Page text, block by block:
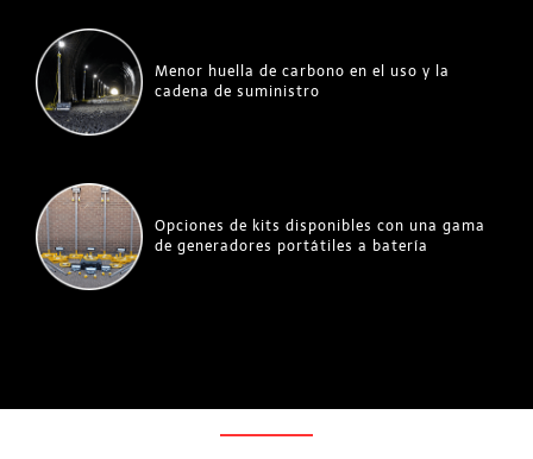
Menor huella de carbono en el uso y la
cadena de suministro
Opciones de kits disponibles con una gama
de generadores portátiles a batería